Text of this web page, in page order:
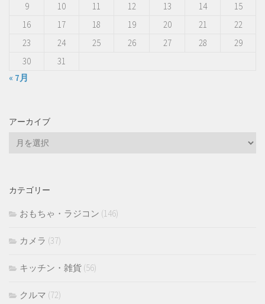
9
10 11 12 13 14
15
16
17 18 19 20 21
22
23
24 25 26 27 28
29
30
31
« 7月
アーカイブ
ブ
カテゴリー
おもちゃ・ラジコン (146)
カメラ (37)
キッチン・雑貨 (56)
クルマ (72)